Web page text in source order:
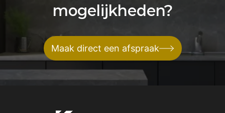
mogelijkheden?
Maak direct een afspraak